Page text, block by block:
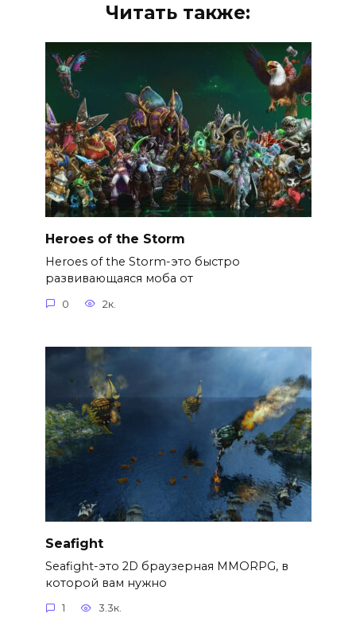
Читать также:
Heroes of the Storm
Heroes of the Storm-это быстро
развивающаяся моба от
0 2к.
Seafight
Seafight-это 2D браузерная MMORPG, в
которой вам нужно
1 3.3к.